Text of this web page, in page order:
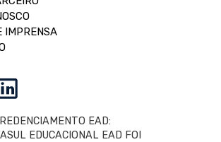
IMPRENSA
EAD:
EDUCACIONAL EAD FOI